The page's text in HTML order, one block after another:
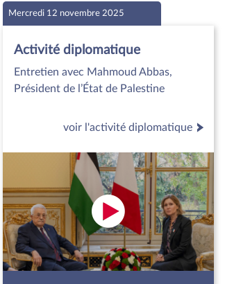
Mercredi 12 novembre 2025
Activité diplomatique
Entretien avec Mahmoud Abbas,
Président de l’État de Palestine
voir l'activité diplomatique